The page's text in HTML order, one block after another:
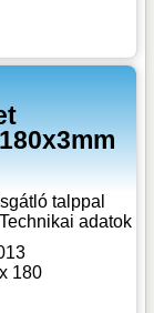
180